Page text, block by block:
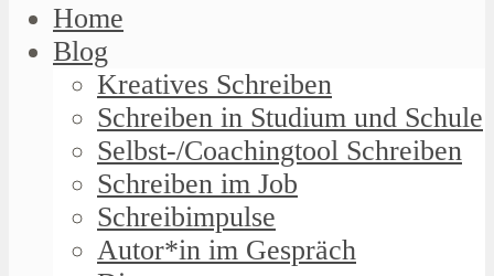
Home
Blog
Kreatives Schreiben
Schreiben in Studium und Schule
Selbst-/Coachingtool Schreiben
Schreiben im Job
Schreibimpulse
Autor*in im Gespräch